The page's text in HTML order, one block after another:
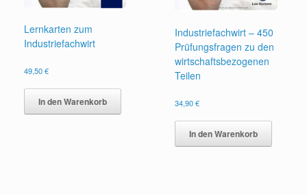
Lernkarten zum
Industriefachwirt
49,50€
In den Warenkorb
Industriefachwirt – 450
Prüfungsfragen zu den
wirtschaftsbezogenen
Teilen
34,90€
In den Warenkorb